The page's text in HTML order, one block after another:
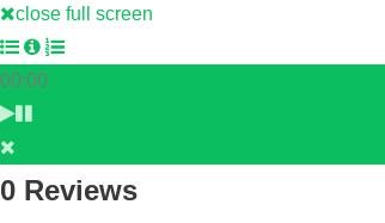
close full screen
00:00
0 Reviews